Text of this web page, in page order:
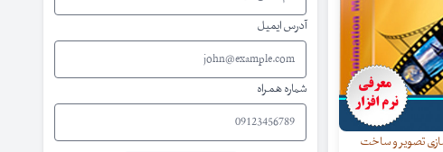
تصویر و ساخت
آدرس ایمیل
شماره همراه